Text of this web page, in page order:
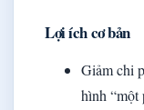
Lợi ích cơ bản
Giảm chi
hình “một